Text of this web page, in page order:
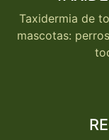
Taxidermia de
mascotas: